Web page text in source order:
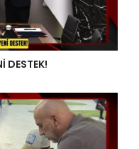
DESTEK!